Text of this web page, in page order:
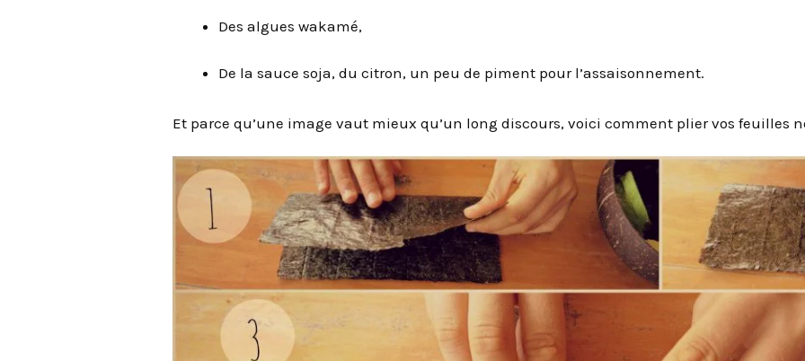
Des algues wakamé,
De la sauce soja, du citron, un peu de piment pour l’assaisonnement.
Et parce qu’une image vaut mieux qu’un long discours, voici comment plier vos feuilles